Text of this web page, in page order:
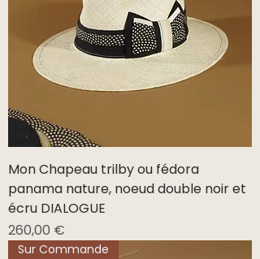
Mon Chapeau trilby ou fédora
panama nature, noeud double noir et
écru DIALOGUE
Prix
260,00 €
Sur Commande